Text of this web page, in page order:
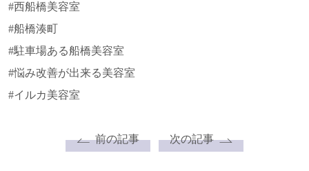
#西船橋美容室
#船橋湊町
#駐車場ある船橋美容室
#悩み改善が出来る美容室
#イルカ美容室
前の記事 次の記事